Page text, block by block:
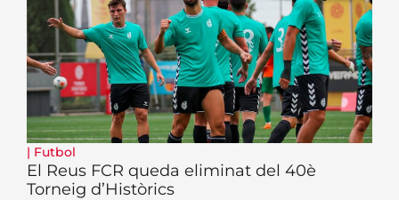
| Futbol
El Reus FCR queda eliminat del 40è
Torneig d’Històrics